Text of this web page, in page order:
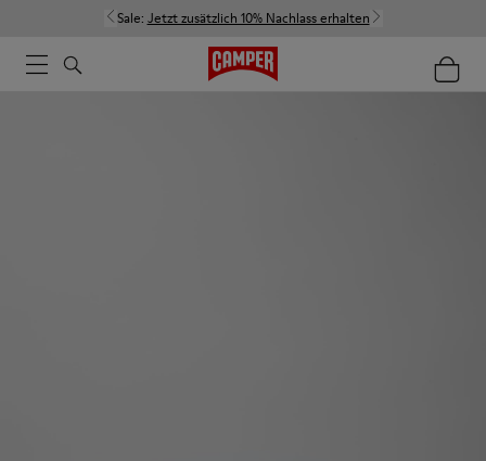
Sale: Jetzt zusätzlich 10% Nachlass erhalten